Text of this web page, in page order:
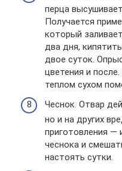
перца
Получается
который
два дня,
двое суток.
цветения и
теплом сухом
Чеснок. Отвар
но и на других
приготовления —
чеснока и
настоять сутки.